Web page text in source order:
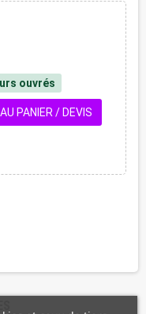
ouvrés
PANIER / DEVIS